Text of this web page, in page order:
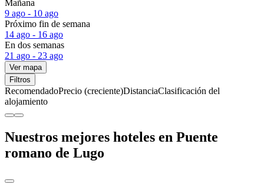
Mañana
9 ago - 10 ago
Próximo fin de semana
14 ago - 16 ago
En dos semanas
21 ago - 23 ago
Ver mapa
Filtros
RecomendadoPrecio (creciente)DistanciaClasificación del
alojamiento
Nuestros mejores hoteles en Puente
romano de Lugo